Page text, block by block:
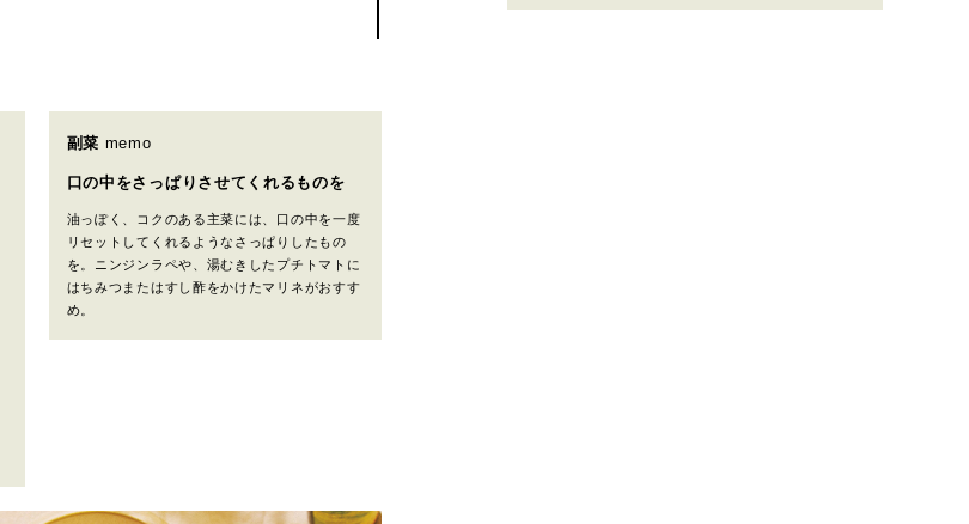
副菜 memo
口の中をさっぱりさせてくれるものを
油っぽく、コクのある主菜には、口の中を一度
リセットしてくれるようなさっぱりしたもの
を。ニンジンラペや、湯むきしたプチトマトに
はちみつまたはすし酢をかけたマリネがおすす
め。